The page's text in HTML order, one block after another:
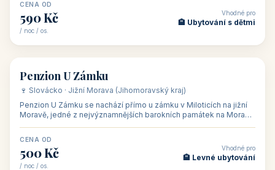
CENA OD
590 Kč
/ noc / os.
Vhodné pro
🏨 Ubytování s dětmi
🏡 penzion
Penzion U Zámku
🍷 Slovácko · Jižní Morava (Jihomoravský kraj)
Penzion U Zámku se nachází přímo u zámku v Miloticích na jižní
Moravě, jedné z nejvýznamnějších barokních památek na Moravě,
CENA OD
500 Kč
/ noc / os.
Vhodné pro
🏨 Levné ubytování